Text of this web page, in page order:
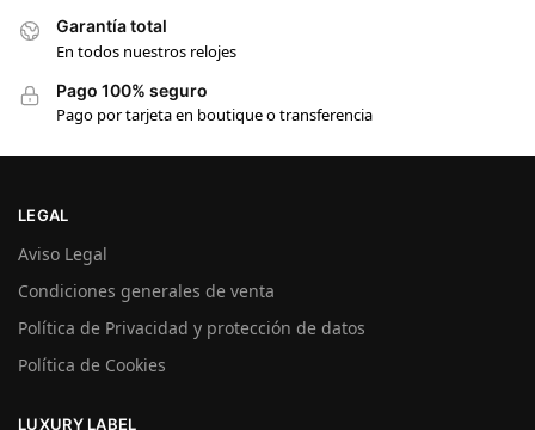
Garantía total
En todos nuestros relojes
Pago 100% seguro
Pago por tarjeta en boutique o transferencia
LEGAL
Aviso Legal
Condiciones generales de venta
Política de Privacidad y protección de datos
Política de Cookies
LUXURY LABEL